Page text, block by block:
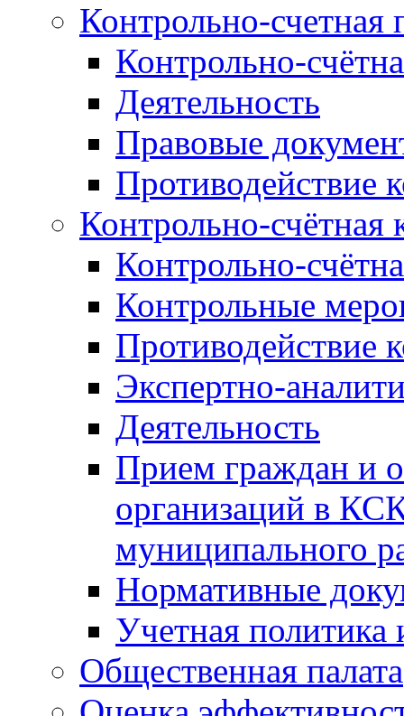
Контрольно-счетная
Контрольно-
Деятельность
Правовые
Противодействие
Контрольно-счётная
Контрольно-
Контрольные
Противодействие
Экспертно-
Деятельность
Прием граждан и
организаций в
муниципального
Нормативные
Учетная политика
Общественная палата